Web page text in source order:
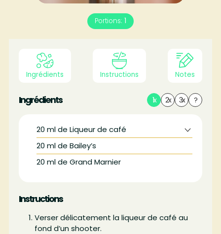
Portions: 1
Ingrédients Instructions Notes
Ingrédients 1x 2x 3x ?
20 mlde Liqueur de café
20 mlde Bailey’s
20 mlde Grand Marnier
Instructions
Verser délicatement la liqueur de café au
fond d’un shooter.